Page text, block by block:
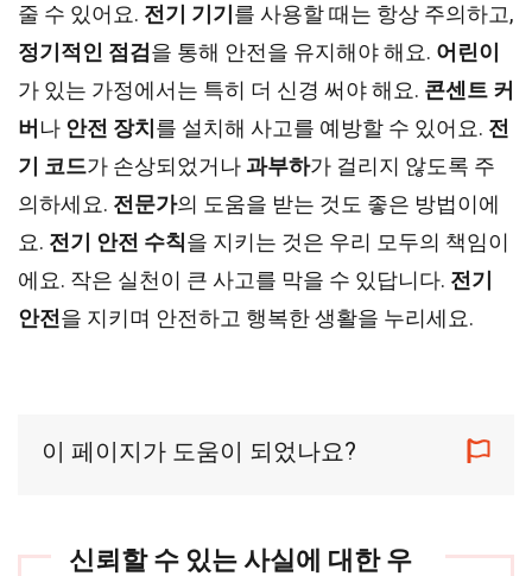
줄 수 있어요. 전기 기기 를 사용할 때는 항상 주의하고,
정기적인 점검 을 통해 안전을 유지해야 해요. 어린이
가 있는 가정에서는 특히 더 신경 써야 해요. 콘센트 커
버 나 안전 장치 를 설치해 사고를 예방할 수 있어요. 전
기 코드가 손상되었거나 과부하가 걸리지 않도록 주
의하세요. 전문가의 도움을 받는 것도 좋은 방법이에
요. 전기 안전 수칙을 지키는 것은 우리 모두의 책임이
에요. 작은 실천이 큰 사고를 막을 수 있답니다. 전기
안전 을 지키며 안전하고 행복한 생활을 누리세요.
이 페이지가 도움이 되었나요?
신뢰할 수 있는 사실에 대한 우